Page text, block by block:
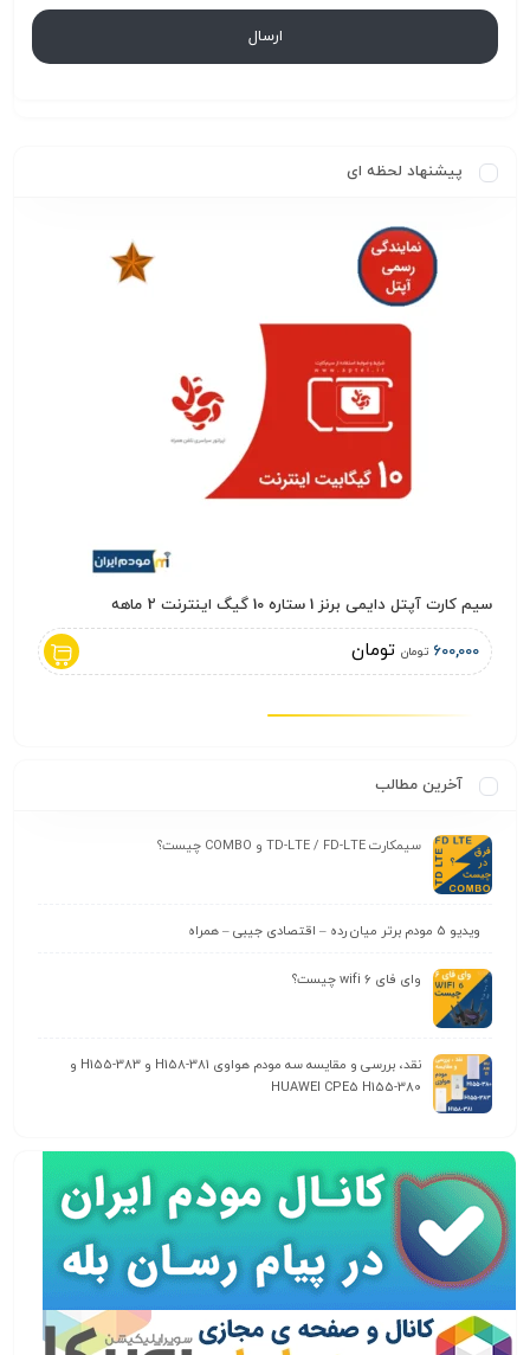
پیشنهاد لحظه ای
سیم کارت آپتل دایمی برنز 1 ستاره 10 گیگ اینترنت 2 ماهه
600,000 تومان تومان
آخرین مطالب
سیمکارت TD-LTE / FD-LTE و COMBO چیست؟
ویدیو 5 مودم برتر میان رده – اقتصادی جیبی – همراه
وای‌ فای wifi 6 چیست؟
نقد، بررسی و مقایسه سه مودم هواوی H158-381 و H155-383 و
HUAWEI CPE5 H155-380